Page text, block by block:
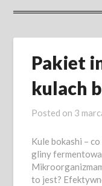
Pakiet
kulach
Posted on 3
Kule bokashi –
gliny
to jest?